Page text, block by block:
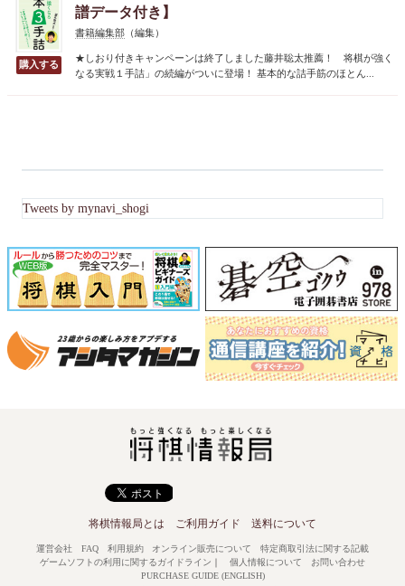
譜データ付き】
書籍編集部 （編集）
★しおり付きキャンペーンは終了しました藤井聡太推薦！ 将棋が強く
なる実戦１手詰」の続編がついに登場！ 基本的な詰手筋のほとん...
Tweets by mynavi_shogi
将棋情報局とは ご利用ガイド 送料について
運営会社 FAQ 利用規約 オンライン販売について
特定商取引法に関する記載
ゲームソフトの利用に関するガイドライン ｜ 個人情報について
お問い合わせ
PURCHASE GUIDE (ENGLISH)